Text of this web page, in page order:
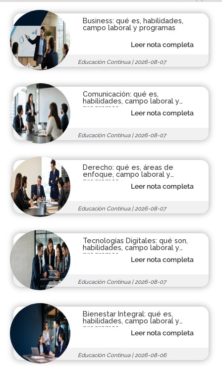
Business: qué es, habilidades,
campo laboral y programas
Leer nota completa
Educación Continua| 2026-08-07
Comunicación: qué es,
habilidades, campo laboral y
programas
Leer nota completa
Educación Continua| 2026-08-07
Derecho: qué es, áreas de
enfoque, campo laboral y
programas
Leer nota completa
Educación Continua| 2026-08-07
Tecnologías Digitales: qué son,
habilidades, campo laboral y
programas
Leer nota completa
Educación Continua| 2026-08-07
Bienestar Integral: qué es,
habilidades, campo laboral y
programas
Leer nota completa
Educación Continua| 2026-08-06